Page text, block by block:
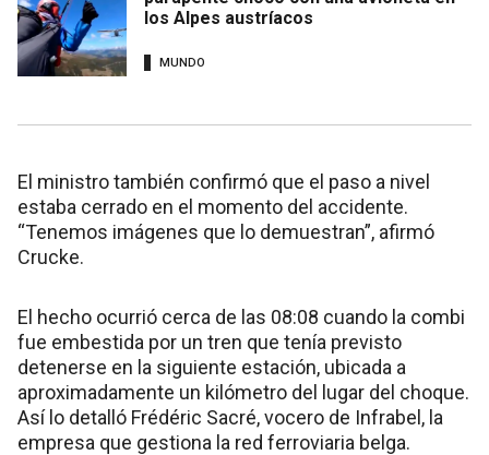
los Alpes austríacos
MUNDO
El ministro también confirmó que el paso a nivel
estaba cerrado en el momento del accidente.
“Tenemos imágenes que lo demuestran”, afirmó
Crucke.
El hecho ocurrió cerca de las 08:08 cuando la combi
fue embestida por un tren que tenía previsto
detenerse en la siguiente estación, ubicada a
aproximadamente un kilómetro del lugar del choque.
Así lo detalló Frédéric Sacré, vocero de Infrabel, la
empresa que gestiona la red ferroviaria belga.